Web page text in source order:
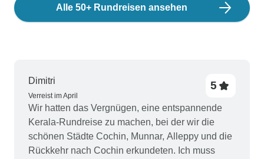
Alle 50+ Rundreisen ansehen
Dimitri
Verreist im April
5
Wir hatten das Vergnügen, eine entspannende
Kerala-Rundreise zu machen, bei der wir die
schönen Städte Cochin, Munnar, Alleppy und die
Rückkehr nach Cochin erkundeten. Ich muss